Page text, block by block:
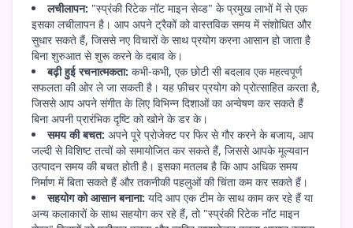
लचीलापन: "स्प्रंकी रिटेक नॉट माइन सेव्ड" के प्रमुख लाभों में से एक
इसका लचीलापन है। आप अपने ट्रैकों को वास्तविक समय में संशोधित और
सुधार सकते हैं, जिससे नए विचारों के साथ प्रयोग करना आसान हो जाता है
बिना शुरुआत से शुरू करने के दबाव के।
बढ़ी हुई रचनात्मकता: कभी-कभी, एक छोटी सी बदलाव एक महत्वपूर्ण
सफलता की ओर ले जा सकती है। यह फ़ीचर प्रयोग को प्रोत्साहित करता है,
जिससे आप अपने संगीत के लिए विभिन्न दिशाओं का अन्वेषण कर सकते हैं
बिना अपनी प्रारंभिक दृष्टि को खोने के डर के।
समय की बचत: अपने पूरे प्रोजेक्ट पर फिर से गौर करने के बजाय, आप
जल्दी से विशिष्ट तत्वों को समायोजित कर सकते हैं, जिससे आपके मूल्यवान
उत्पादन समय की बचत होती है। इसका मतलब है कि आप अधिक समय
निर्माण में बिता सकते हैं और तकनीकी पहलुओं की चिंता कम कर सकते हैं।
सहयोग को आसान बनाना: यदि आप एक टीम के साथ काम कर रहे हैं या
अन्य कलाकारों के साथ सहयोग कर रहे हैं, तो "स्प्रंकी रिटेक नॉट माइन